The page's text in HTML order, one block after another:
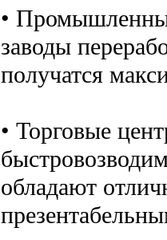
•
заводы
получатся
• Торговые
обладают